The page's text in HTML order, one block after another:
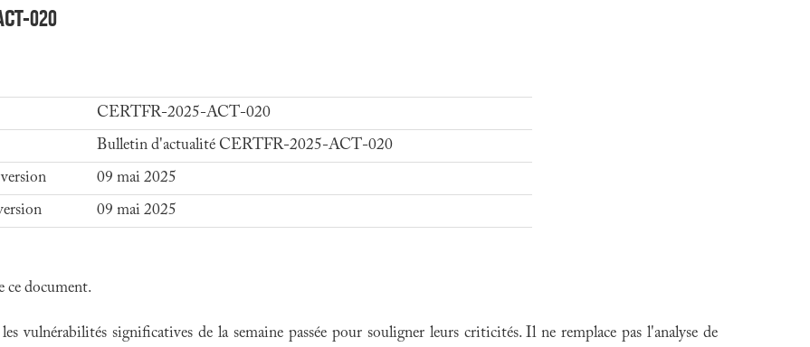
020
CERTFR-2025-ACT-020
Bulletin d'actualité CERTFR-2025-ACT-020
09 mai 2025
09 mai 2025
ce document.
significatives de la semaine passée pour souligner leurs criticités. Il ne remplace pas l'analyse de